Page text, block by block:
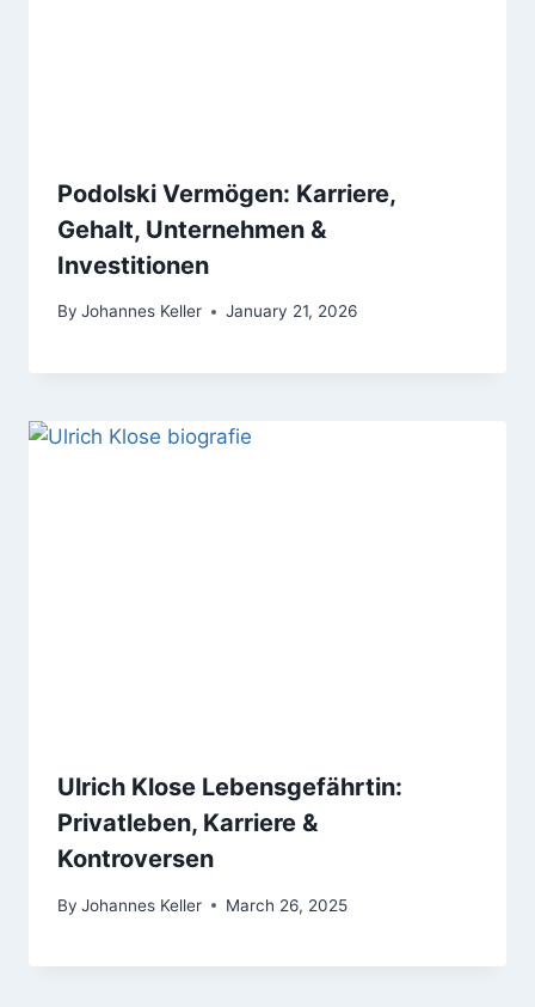
Podolski Vermögen: Karriere,
Gehalt, Unternehmen &
Investitionen
By Johannes Keller January 21, 2026
Ulrich Klose Lebensgefährtin:
Privatleben, Karriere &
Kontroversen
By Johannes Keller March 26, 2025